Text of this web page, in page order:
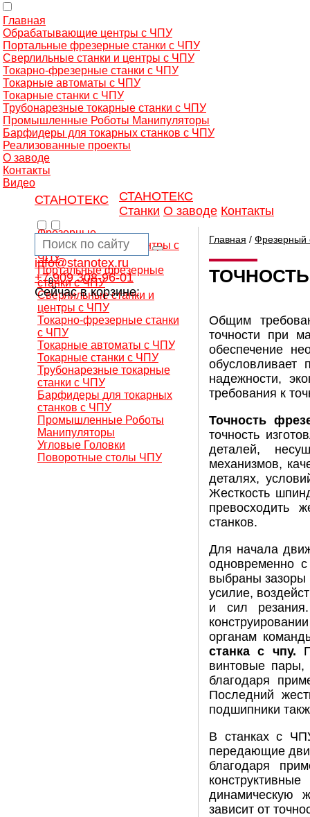
Главная
Обрабатывающие центры с ЧПУ
Портальные фрезерные станки с ЧПУ
Сверлильные станки и центры с ЧПУ
Токарно-фрезерные станки с ЧПУ
Токарные автоматы с ЧПУ
Токарные станки с ЧПУ
Трубонарезные токарные станки с ЧПУ
Промышленные Роботы Манипуляторы
Барфидеры для токарных станков с ЧПУ
Реализованные проекты
О заводе
Контакты
Видео
СТАНОТЕКС
СТАНОТЕКС
Станки О заводе Контакты
info@stanotex.ru
+7 909 308-96-01
Сейчас в корзине:
0
Фрезерные
обрабатывающие центры с
ЧПУ
Портальные фрезерные
станки с ЧПУ
Сверлильные станки и
центры с ЧПУ
Токарно-фрезерные станки
с ЧПУ
Токарные автоматы с ЧПУ
Токарные станки с ЧПУ
Трубонарезные токарные
станки с ЧПУ
Барфидеры для токарных
станков с ЧПУ
Промышленные Роботы
Манипуляторы
Угловые Головки
Поворотные столы ЧПУ
Главная / Фрезерный
Общим
точности при
обеспечение
обусловливает
надежности,
требования к
Точность
точность
деталей,
механизмов,
деталях,
Жесткость
превосходить
станков.
Для начала
одновременно
выбраны зазоры
усилие,
и сил
органам
станка с чпу.
винтовые пары,
благодаря
Последний
подшипники
В станках с
передающие
благодаря
динамическую
зависит от